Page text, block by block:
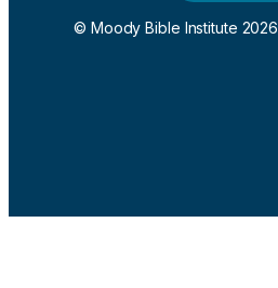
© Moody Bible Institute 2026